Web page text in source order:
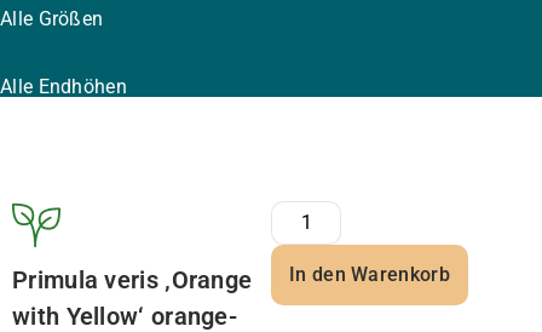
Alle Größen
Alle Endhöhen
Primula veris ‚Orange
with Yellow‘ orange-
In den Warenkorb